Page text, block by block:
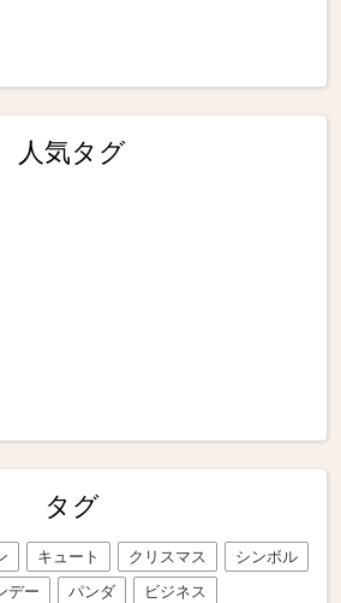
人気タグ
タグ
キュート クリスマス
シンボル
デー パンダ
ビジネス